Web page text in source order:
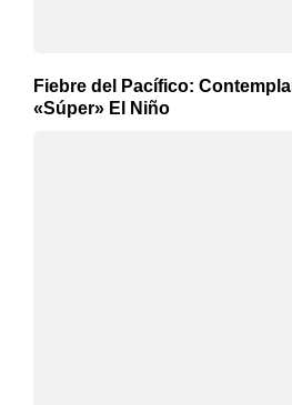
Fiebre del Pacífico:
«Súper» El Niño